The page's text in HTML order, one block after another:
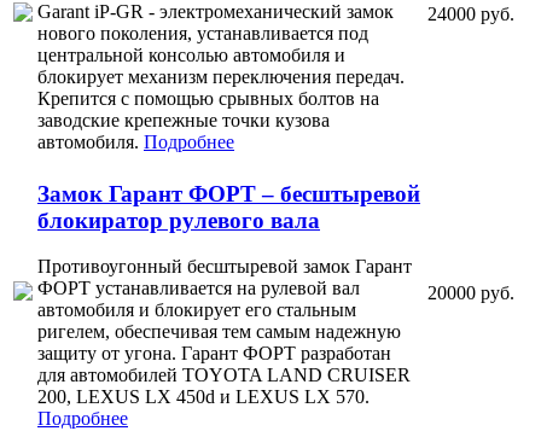
Garant iP-GR - электромеханический замок
нового поколения, устанавливается под
центральной консолью автомобиля и
блокирует механизм переключения передач.
Крепится с помощью срывных болтов на
заводские крепежные точки кузова
автомобиля. Подробнее
24000 руб.
Замок Гарант ФОРТ – бесштыревой
блокиратор рулевого вала
Противоугонный бесштыревой замок Гарант
ФОРТ устанавливается на рулевой вал
автомобиля и блокирует его стальным
ригелем, обеспечивая тем самым надежную
защиту от угона. Гарант ФОРТ разработан
для автомобилей TOYOTA LAND CRUISER
200, LEXUS LX 450d и LEXUS LX 570.
Подробнее
20000 руб.